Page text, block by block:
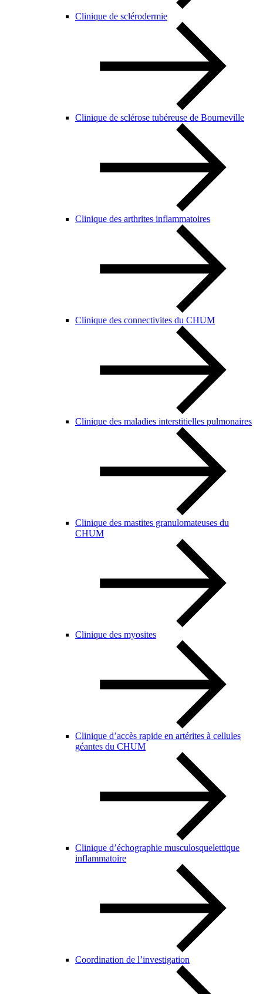
Clinique de sclérodermie
Clinique de sclérose tubéreuse de Bourneville
Clinique des arthrites inflammatoires
Clinique des connectivites du CHUM
Clinique des maladies interstitielles pulmonaires
Clinique des mastites granulomateuses du
CHUM
Clinique des myosites
Clinique d’accès rapide en artérites à cellules
géantes du CHUM
Clinique d’échographie musculosquelettique
inflammatoire
Coordination de l’investigation